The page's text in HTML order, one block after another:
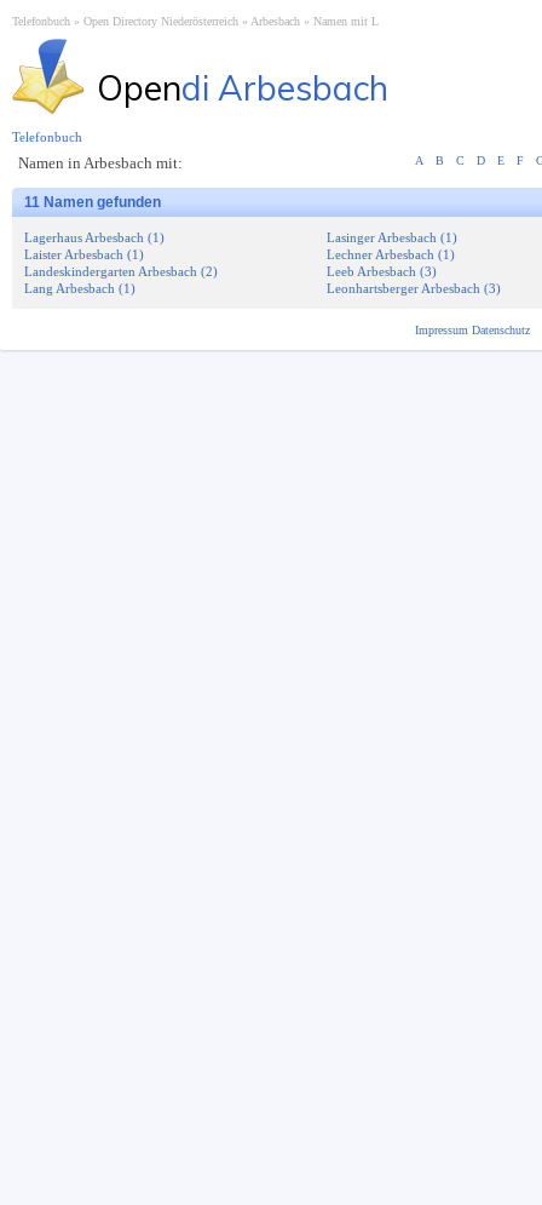
Telefonbuch Open Directory Niederösterreich Arbesbach Namen mit L
Opendi Arbesbach
Namen in Arbesbach mit: A B C D E F
11 Namen gefunden
Lagerhaus Arbesbach (1)
Laister Arbesbach (1)
Landeskindergarten Arbesbach (2)
Lang Arbesbach (1)
Lasinger Arbesbach (1)
Lechner Arbesbach (1)
Leeb Arbesbach (3)
Leonhartsberger Arbesbach (3)
Telefonbuch
Impressum Datenschutz